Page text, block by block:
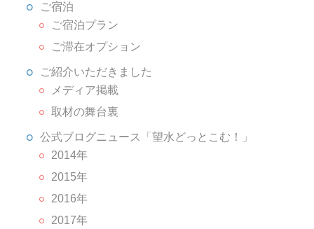
ご宿泊
ご宿泊プラン
ご滞在オプション
ご紹介いただきました
メディア掲載
取材の舞台裏
公式ブログニュース「望水どっとこむ！」
2014年
2015年
2016年
2017年